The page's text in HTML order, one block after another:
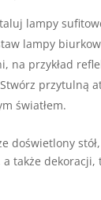
lampy
lampy
na przykład
przytulną
światłem.
doświetlony
także